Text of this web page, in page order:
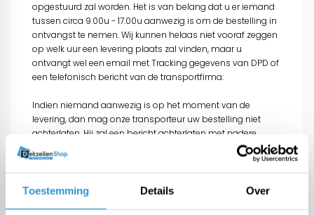
Toestemming Details Over
opgestuurd zal worden. Het is van belang dat u er iemand
tussen circa 9.00u - 17.00u aanwezig is om de bestelling in
ontvangst te nemen. Wij kunnen helaas niet vooraf zeggen
op welk uur een levering plaats zal vinden, maar u
ontvangt wel een email met Tracking gegevens van DPD of
een telefonisch bericht van de transportfirma.
Indien niemand aanwezig is op het moment van de
levering, dan mag onze transporteur uw bestelling niet
achterlaten. Hij zal een bericht achterlaten met nadere
Eventueel kunt u een bericht ter attentie van de transporteur
op de deur hangen met de melding dat ze het pakket elders
in de straat mogen afleveren. Uit ervaring raden wij u een